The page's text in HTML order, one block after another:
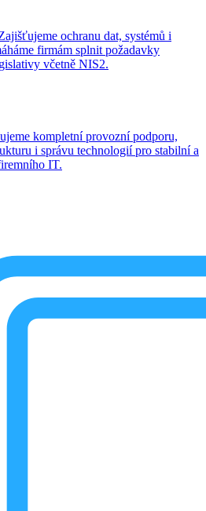
ochranu dat, systémů i
firmám splnit požadavky
včetně NIS2.
kompletní provozní podporu,
i správu technologií pro stabilní a
IT.